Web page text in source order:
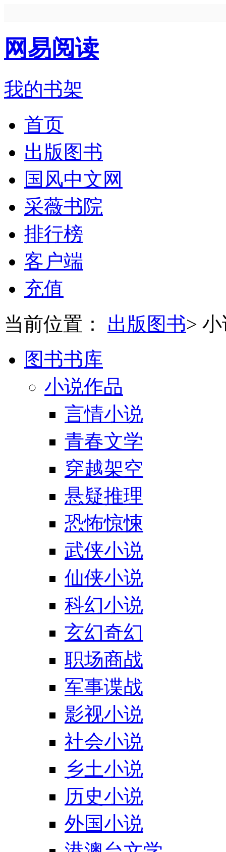
网易阅读
我的书架
首页
出版图书
国风中文网
采薇书院
排行榜
客户端
充值
当前位置： 出版图书>
图书书库
小说作品
言情小说
青春文学
穿越架空
悬疑推理
恐怖惊悚
武侠小说
仙侠小说
科幻小说
玄幻奇幻
职场商战
军事谍战
影视小说
社会小说
乡土小说
历史小说
外国小说